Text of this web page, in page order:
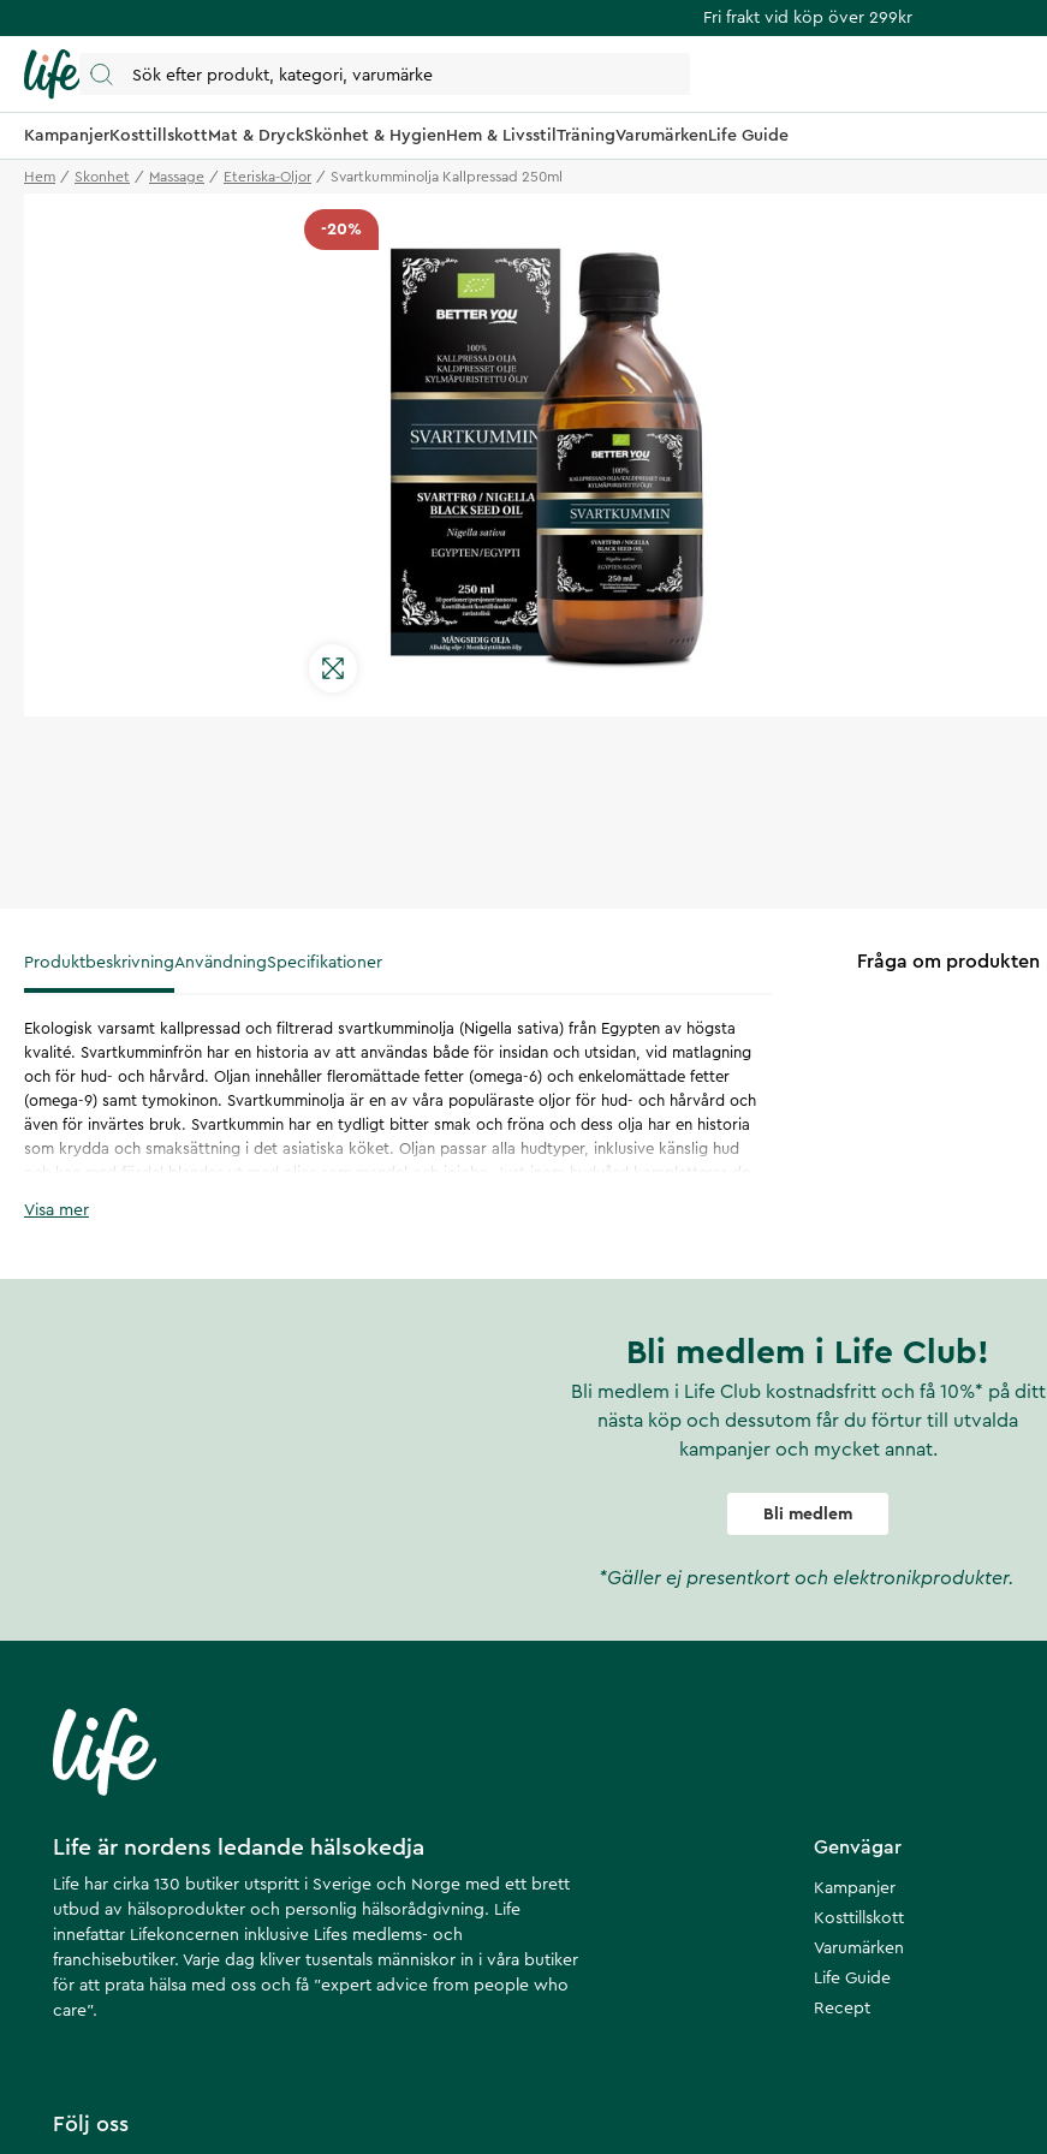
Fri frakt vid köp över 299kr
KampanjerKosttillskottMat & DryckSkönhet & HygienHem & Livsstil TräningVarumärkenLife Guide
Hem Skonhet Massage Eteriska-Oljor Svartkumminolja Kallpressad 250ml
-20%
ProduktbeskrivningAnvändningSpecifikationer
Ekologisk varsamt kallpressad och filtrerad svartkumminolja (Nigella sativa) från Egypten av högsta
kvalité. Svartkumminfrön har en historia av att användas både för insidan och utsidan, vid matlagning
och för hud- och hårvård. Oljan innehåller fleromättade fetter (omega-6) och enkelomättade fetter
(omega-9) samt tymokinon. Svartkumminolja är en av våra populäraste oljor för hud- och hårvård och
även för invärtes bruk. Svartkummin har en tydligt bitter smak och fröna och dess olja har en historia
som krydda och smaksättning i det asiatiska köket. Oljan passar alla hudtyper, inklusive känslig hud
och kan med fördel blandas ut med oljor som mandel och jojoba. Just inom hudvård kompletterar de
svartkumminolja i din hud- eller hårvård. Ett par enstaka droppar räcker för att ge en boost i din
Visa mer
Fråga om produkten
Bli medlem i Life Club!
Bli medlem i Life Club kostnadsfritt och få 10%* på ditt
nästa köp och dessutom får du förtur till utvalda
kampanjer och mycket annat.
Bli medlem
*Gäller ej presentkort och elektronikprodukter.
Life är nordens ledande hälsokedja
Life har cirka 130 butiker utspritt i Sverige och Norge med ett brett
utbud av hälsoprodukter och personlig hälsorådgivning. Life
innefattar Lifekoncernen inklusive Lifes medlems- och
franchisebutiker. Varje dag kliver tusentals människor in i våra butiker
för att prata hälsa med oss och få ”expert advice from people who
care”.
Genvägar
Kampanjer
Kosttillskott
Varumärken
Life Guide
Recept
Följ oss